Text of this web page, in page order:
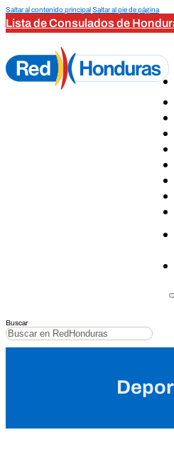
Saltar al contenido principalSaltar al pie de página
Lista de Consulados de
Buscar